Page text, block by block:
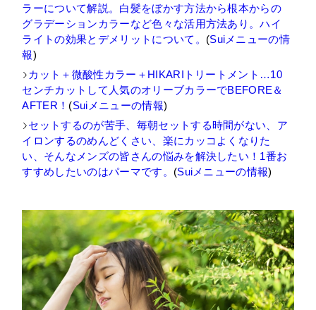
ラーについて解説。白髪をぼかす方法から根本からの
グラデーションカラーなど色々な活用方法あり。ハイ
ライトの効果とデメリットについて。 (Suiメニューの情
報)
カット＋微酸性カラー＋HIKARIトリートメント…10
センチカットして人気のオリーブカラーでBEFORE＆
AFTER！ (Suiメニューの情報)
セットするのが苦手、毎朝セットする時間がない、ア
イロンするのめんどくさい、楽にカッコよくなりた
い、そんなメンズの皆さんの悩みを解決したい！1番お
すすめしたいのはパーマです。 (Suiメニューの情報)